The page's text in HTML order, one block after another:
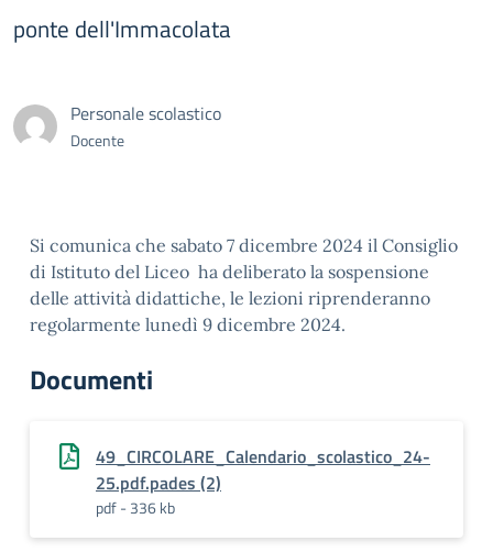
ponte dell'Immacolata
Personale scolastico
Docente
Si comunica che sabato 7 dicembre 2024 il Consiglio
di Istituto del Liceo ha deliberato la sospensione
delle attività didattiche, le lezioni riprenderanno
regolarmente lunedì 9 dicembre 2024.
Documenti
49_CIRCOLARE_Calendario_scolastico_24-
25.pdf.pades (2)
pdf - 336 kb